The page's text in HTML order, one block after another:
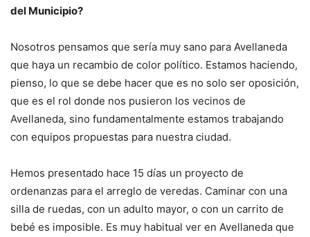
del Municipio?
Nosotros pensamos que sería muy sano para Avellaneda
que haya un recambio de color político. Estamos haciendo,
pienso, lo que se debe hacer que es no solo ser oposición,
que es el rol donde nos pusieron los vecinos de
Avellaneda, sino fundamentalmente estamos trabajando
con equipos propuestas para nuestra ciudad.
Hemos presentado hace 15 días un proyecto de
ordenanzas para el arreglo de veredas. Caminar con una
silla de ruedas, con un adulto mayor, o con un carrito de
bebé es imposible. Es muy habitual ver en Avellaneda que